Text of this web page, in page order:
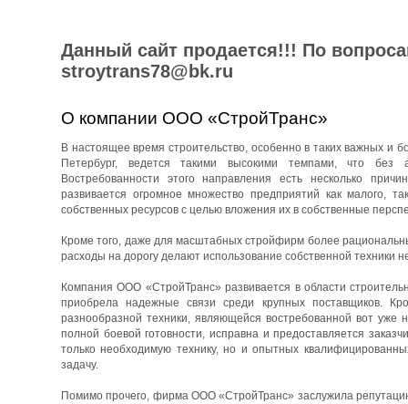
Данный сайт продается!!! По
stroytrans78@bk.ru
О компании ООО «СтройТранс»
В настоящее время строительство, особенно в таких важных и
Петербург, ведется такими высокими темпами, что без
Востребованности этого направления есть несколько
развивается огромное множество предприятий как малого,
собственных ресурсов с целью вложения их в собственные
Кроме того, даже для масштабных стройфирм более
расходы на дорогу делают использование собственной техники
Компания ООО «СтройТранс» развивается в области
приобрела надежные связи среди крупных поставщиков.
разнообразной техники, являющейся востребованной вот уже
полной боевой готовности, исправна и предоставляется
только необходимую технику, но и опытных
задачу.
Помимо прочего, фирма ООО «СтройТранс» заслужила